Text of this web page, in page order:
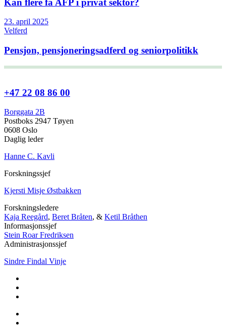
Kan flere få AFP i privat sektor?
23. april 2025
Velferd
Pensjon, pensjoneringsadferd og seniorpolitikk
+47 22 08 86 00
Borggata 2B
Postboks 2947 Tøyen
0608 Oslo
Daglig leder
Hanne C. Kavli
Forskningssjef
Kjersti Misje Østbakken
Forskningsledere
Kaja Reegård, Beret Bråten, & Ketil Bråthen
Informasjonssjef
Stein Roar Fredriksen
Administrasjonssjef
Sindre Findal Vinje